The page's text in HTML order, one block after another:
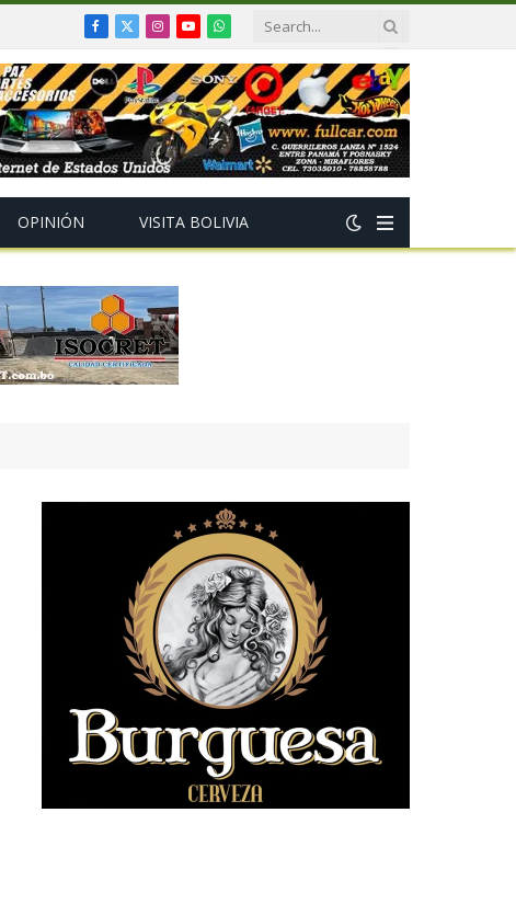
Facebook
X
(Twitter)
Instagram
YouTubeWhatsApp
OPINIÓN VISITA BOLIVIA